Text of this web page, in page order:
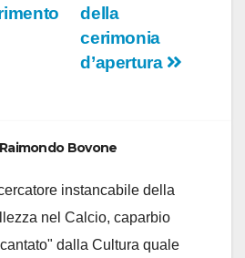
della
cerimonia
d’apertura
Raimondo Bovone
instancabile della
nel Calcio, caparbio
dalla Cultura quale